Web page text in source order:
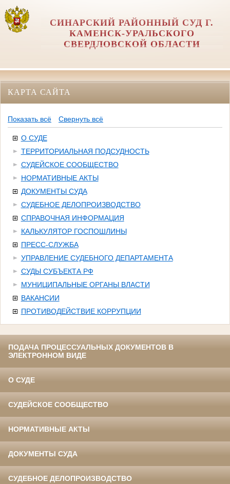
СИНАРСКИЙ РАЙОННЫЙ СУД Г.
КАМЕНСК-УРАЛЬСКОГО
СВЕРДЛОВСКОЙ ОБЛАСТИ
КАРТА САЙТА
Показать всё Свернуть всё
О СУДЕ
ТЕРРИТОРИАЛЬНАЯ ПОДСУДНОСТЬ
СУДЕЙСКОЕ СООБЩЕСТВО
НОРМАТИВНЫЕ АКТЫ
ДОКУМЕНТЫ СУДА
СУДЕБНОЕ ДЕЛОПРОИЗВОДСТВО
СПРАВОЧНАЯ ИНФОРМАЦИЯ
КАЛЬКУЛЯТОР ГОСПОШЛИНЫ
ПРЕСС-СЛУЖБА
УПРАВЛЕНИЕ СУДЕБНОГО ДЕПАРТАМЕНТА
СУДЫ СУБЪЕКТА РФ
МУНИЦИПАЛЬНЫЕ ОРГАНЫ ВЛАСТИ
ВАКАНСИИ
ПРОТИВОДЕЙСТВИЕ КОРРУПЦИИ
ПОДАЧА ПРОЦЕССУАЛЬНЫХ ДОКУМЕНТОВ В
ЭЛЕКТРОННОМ ВИДЕ
О СУДЕ
СУДЕЙСКОЕ СООБЩЕСТВО
НОРМАТИВНЫЕ АКТЫ
ДОКУМЕНТЫ СУДА
СУДЕБНОЕ ДЕЛОПРОИЗВОДСТВО